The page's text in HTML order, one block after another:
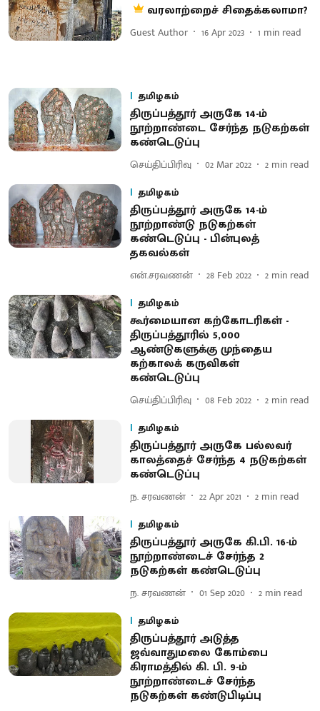
வரலாற்றைச் சிதைக்கலாமா?
Guest Author 16 Apr 2023 1 min read
தமிழகம்
திருப்பத்தூர் அருகே 14-ம்
நூற்றாண்டை சேர்ந்த நடுகற்கள்
கண்டெடுப்பு
செய்திப்பிரிவு 02 Mar 2022 2 min read
தமிழகம்
திருப்பத்தூர் அருகே 14-ம்
நூற்றாண்டு நடுகற்கள்
கண்டெடுப்பு - பின்புலத்
தகவல்கள்
என்.சரவணன் 28 Feb 2022 2 min read
தமிழகம்
கூர்மையான கற்கோடரிகள் -
திருப்பத்தூரில் 5,000
ஆண்டுகளுக்கு முந்தைய
கற்காலக் கருவிகள்
கண்டெடுப்பு
செய்திப்பிரிவு 08 Feb 2022 2 min read
தமிழகம்
திருப்பத்தூர் அருகே பல்லவர்
காலத்தைச் சேர்ந்த 4 நடுகற்கள்
கண்டெடுப்பு
ந. சரவணன் 22 Apr 2021 2 min read
தமிழகம்
திருப்பத்தூர் அருகே கி.பி. 16-ம்
நூற்றாண்டைச் சேர்ந்த 2
நடுகற்கள் கண்டெடுப்பு
ந. சரவணன் 01 Sep 2020 2 min read
தமிழகம்
திருப்பத்தூர் அடுத்த
ஜவ்வாதுமலை கோம்பை
கிராமத்தில் கி. பி. 9-ம்
நூற்றாண்டைச் சேர்ந்த
நடுகற்கள் கண்டுபிடிப்பு